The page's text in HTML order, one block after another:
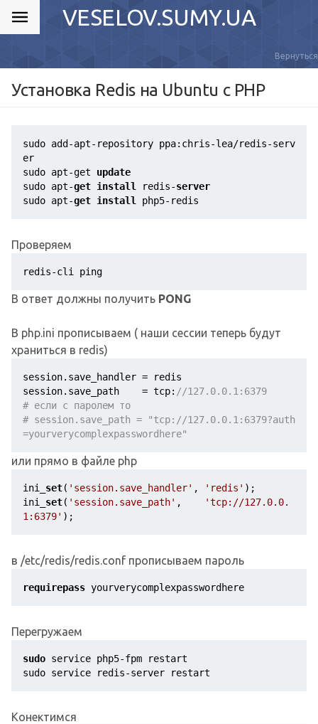
VESELOV.SUMY.UA
Вернуться
Установка Redis на Ubuntu c PHP
sudo add-apt-repository ppa:chris-lea/redis-serv
er
sudo apt-get update
sudo apt-get install redis-server
sudo apt-get install php5-redis
Проверяем
redis-cli ping
В ответ должны получить PONG
В php.ini прописываем ( наши сессии теперь будут
храниться в redis)
session.save_handler = redis
session.save_path    = tcp: //127.0.0.1:6379
# если с паролем то
# session.save_path = "tcp://127.0.0.1:6379?auth
=yourverycomplexpasswordhere"
или прямо в файле php
ini_ set( 'session.save_handler' , 'redis' );
ini_ set( 'session.save_path' ,
'tcp://127.0.0.
1:6379' );
в /etc/redis/redis.conf прописываем пароль
requirepass yourverycomplexpasswordhere
Перегружаем
sudo service php5-fpm restart
sudo service redis-server restart
Конектимся